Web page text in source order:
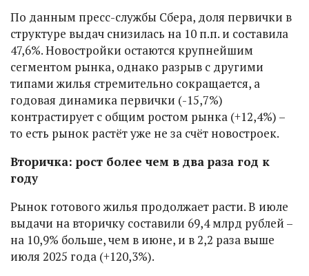
По данным пресс-службы Сбера, доля первички в
структуре выдач снизилась на 10 п.п. и составила
47,6%. Новостройки остаются крупнейшим
сегментом рынка, однако разрыв с другими
типами жилья стремительно сокращается, а
годовая динамика первички (-15,7%)
контрастирует с общим ростом рынка (+12,4%) –
то есть рынок растёт уже не за счёт новостроек.
Вторичка: рост более чем в два раза год к
году
Рынок готового жилья продолжает расти. В июле
выдачи на вторичку составили 69,4 млрд рублей –
на 10,9% больше, чем в июне, и в 2,2 раза выше
июля 2025 года (+120,3%).